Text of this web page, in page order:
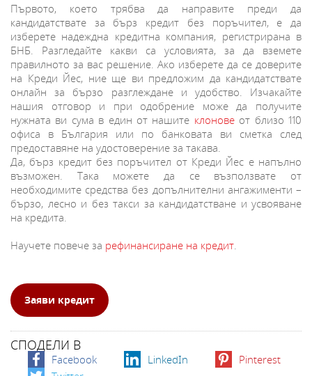
Първото, което трябва да направите преди да
кандидатствате за бърз кредит без поръчител, е да
изберете надеждна кредитна компания, регистрирана в
БНБ. Разгледайте какви са условията, за да вземете
правилното за вас решение. Ако изберете да се доверите
на Креди Йес, ние ще ви предложим да кандидатствате
онлайн за бързо разглеждане и удобство. Изчакайте
нашия отговор и при одобрение може да получите
нужната ви сума в един от нашите клоновеот близо 110
офиса в България или по банковата ви сметка след
предоставяне на удостоверение за такава.
Да, бърз кредит без поръчител от Креди Йес е напълно
възможен. Така можете да се възползвате от
необходимите средства без допълнителни ангажименти –
бързо, лесно и без такси за кандидатстване и усвояване
на кредита.
Научете повече за рефинансиране на кредит
Заяви кредит
СПОДЕЛИ В
Facebook LinkedIn
Pinterest